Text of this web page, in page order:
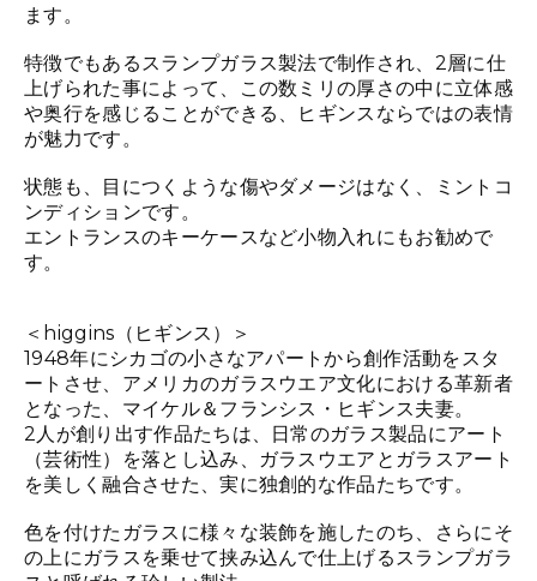
ます。
特徴でもあるスランプガラス製法で制作され、2層に仕
上げられた事によって、この数ミリの厚さの中に立体感
や奥行を感じることができる、ヒギンスならではの表情
が魅力です。
状態も、目につくような傷やダメージはなく、ミントコ
ンディションです。
エントランスのキーケースなど小物入れにもお勧めで
す。
＜higgins（ヒギンス）＞
1948年にシカゴの小さなアパートから創作活動をスタ
ートさせ、アメリカのガラスウエア文化における革新者
となった、マイケル＆フランシス・ヒギンス夫妻。
2人が創り出す作品たちは、日常のガラス製品にアート
（芸術性）を落とし込み、ガラスウエアとガラスアート
を美しく融合させた、実に独創的な作品たちです。
色を付けたガラスに様々な装飾を施したのち、さらにそ
の上にガラスを乗せて挟み込んで仕上げるスランプガラ